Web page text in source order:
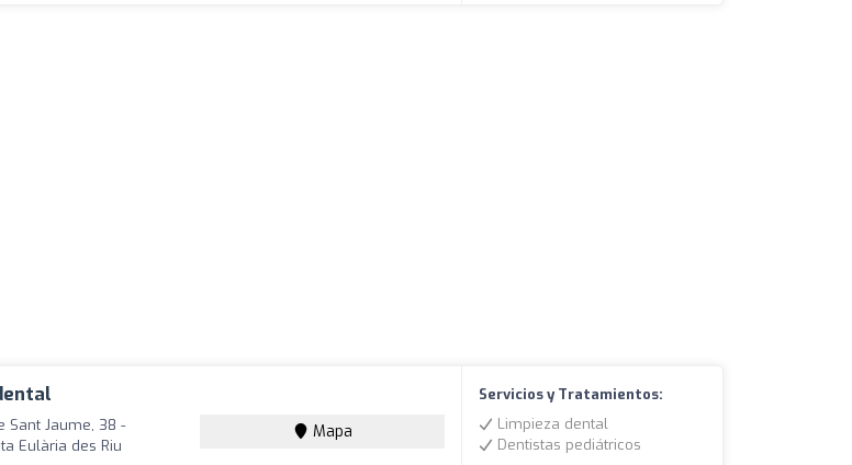
Sant Jaume, 38 -
Eulària des Riu
Mapa
Servicios y Tratamientos:
Limpieza dental
Dentistas pediátricos